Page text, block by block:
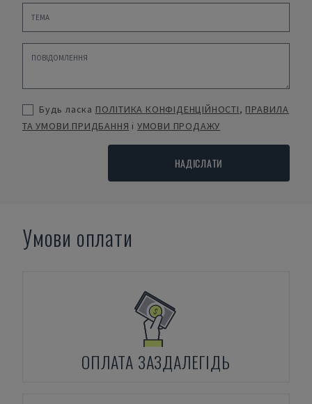
Будь ласка ПОЛІТИКА КОНФІДЕНЦІЙНОСТІ, ПРАВИЛА
ТА УМОВИ ПРИДБАННЯ і УМОВИ ПРОДАЖУ
НАДІСЛАТИ
Умови оплати
ОПЛАТА ЗАЗДАЛЕГІДЬ